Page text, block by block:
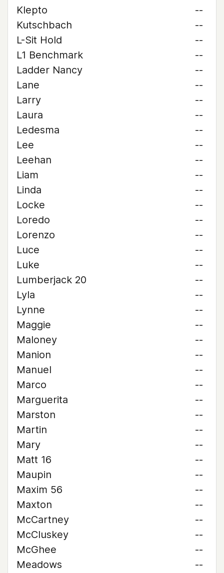
Klepto
--
Kutschbach
--
L-Sit Hold
--
L1 Benchmark
--
Ladder Nancy
--
Lane
--
Larry
--
Laura
--
Ledesma
--
Lee
--
Leehan
--
Liam
--
Linda
--
Locke
--
Loredo
--
Lorenzo
--
Luce
--
Luke
--
Lumberjack 20
--
Lyla
--
Lynne
--
Maggie
--
Maloney
--
Manion
--
Manuel
--
Marco
--
Marguerita
--
Marston
--
Martin
--
Mary
--
Matt 16
--
Maupin
--
Maxim 56
--
Maxton
--
McCartney
--
McCluskey
--
McGhee
--
Meadows
--